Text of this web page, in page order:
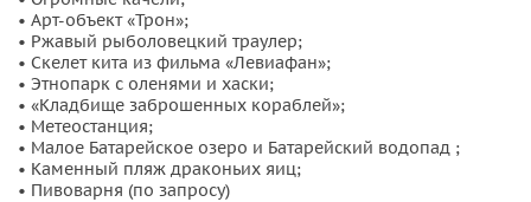
• Арт-объект «Трон»;
• Ржавый рыболовецкий траулер;
• Скелет кита из фильма «Левиафан»;
• Этнопарк с оленями и хаски;
• «Кладбище заброшенных кораблей»;
• Метеостанция;
• Малое Батарейское озеро и Батарейский водопад ;
• Каменный пляж драконьих яиц;
• Пивоварня (по запросу)